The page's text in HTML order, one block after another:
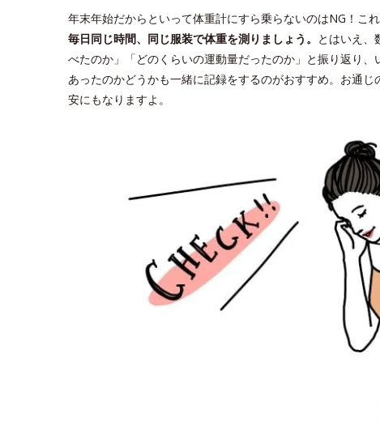
年末年始だからといって体重計にすら乗らないのはNG！こ
毎日同じ時間、同じ服装で体重を測りましょう。 とはいえ、
べたのか」「どのくらいの運動量だったのか」と振り返り
あったのかどうかも一緒に記録をするのがおすすめ。お通
安にもなりますよ。